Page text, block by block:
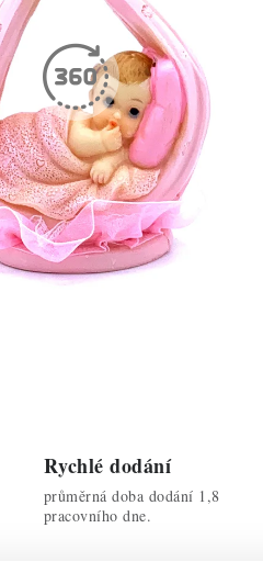
Rychlé dodání
průměrná doba dodání 1,8
pracovního dne.